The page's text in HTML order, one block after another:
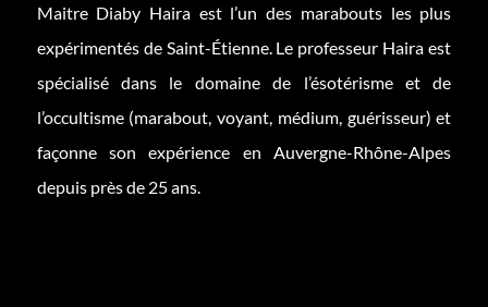
Maitre Diaby Haira est l’un des marabouts les plus
expérimentés de Saint-Étienne. Le professeur Haira est
spécialisé dans le domaine de l’ésotérisme et de
l’occultisme (marabout, voyant, médium, guérisseur) et
façonne son expérience en Auvergne-Rhône-Alpes
depuis près de 25 ans.